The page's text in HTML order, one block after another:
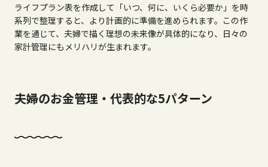
ライフプラン表を作成して「いつ、何に、いくら必要か」を時
系列で整理すると、より計画的に準備を進められます。この作
業を通じて、夫婦で描く理想の未来像が具体的になり、日々の
家計管理にもメリハリが生まれます。
夫婦のお金管理・代表的な5パターン